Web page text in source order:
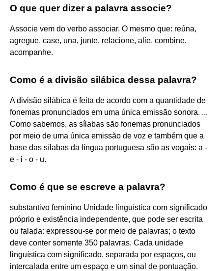
O que quer dizer a palavra associe?
Associe vem do verbo associar. O mesmo que: reúna,
agregue, case, una, junte, relacione, alie, combine,
acompanhe.
Como é a divisão silábica dessa palavra?
A divisão silábica é feita de acordo com a quantidade de
fonemas pronunciados em uma única emissão sonora. ...
Como sabemos, as sílabas são fonemas pronunciados
por meio de uma única emissão de voz e também que a
base das sílabas da língua portuguesa são as vogais: a -
e - i - o - u.
Como é que se escreve a palavra?
substantivo feminino Unidade linguística com significado
próprio e existência independente, que pode ser escrita
ou falada: expressou-se por meio de palavras; o texto
deve conter somente 350 palavras. Cada unidade
linguística com significado, separada por espaços, ou
intercalada entre um espaço e um sinal de pontuação.